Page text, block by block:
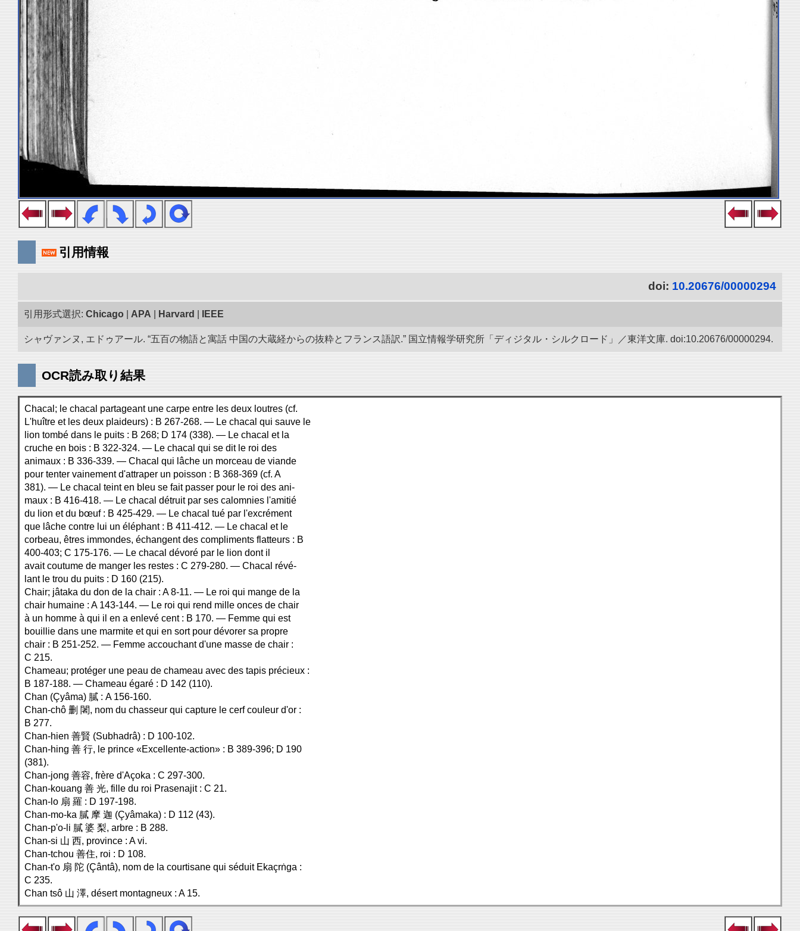
引用情報
doi: 10.20676/00000294
引用形式選択: Chicago APA Harvard IEEE
シャヴァンヌ, エドゥアール. “五百の物語と寓話 中国の大蔵経からの抜粋とフランス語訳.” 国立情報学研究所「ディジタル・シルクロード」／東洋文庫. doi:10.20676/00000294.
OCR読み取り結果
Chacal; le chacal partageant une carpe entre les deux loutres (cf.
L'huître et les deux plaideurs) : B 267-268. — Le chacal qui sauve le
lion tombé dans le puits : B 268; D 174 (338). — Le chacal et la
cruche en bois : B 322-324. — Le chacal qui se dit le roi des
animaux : B 336-339. — Chacal qui lâche un morceau de viande
pour tenter vainement d'attraper un poisson : B 368-369 (cf. A
381). — Le chacal teint en bleu se fait passer pour le roi des ani-
maux : B 416-418. — Le chacal détruit par ses calomnies l'amitié
du lion et du bœuf : B 425-429. — Le chacal tué par l'excrément
que lâche contre lui un éléphant : B 411-412. — Le chacal et le
corbeau, êtres immondes, échangent des compliments flatteurs : B
400-403; C 175-176. — Le chacal dévoré par le lion dont il
avait coutume de manger les restes : C 279-280. — Chacal révé-
lant le trou du puits : D 160 (215).
Chair; jâtaka du don de la chair : A 8-11. — Le roi qui mange de la
chair humaine : A 143-144. — Le roi qui rend mille onces de chair
à un homme à qui il en a enlevé cent : B 170. — Femme qui est
bouillie dans une marmite et qui en sort pour dévorer sa propre
chair : B 251-252. — Femme accouchant d'une masse de chair :
C 215.
Chameau; protéger une peau de chameau avec des tapis précieux :
B 187-188. — Chameau égaré : D 142 (110).
Chan (Çyâma) 膩 : A 156-160.
Chan-chô 删 闍, nom du chasseur qui capture le cerf couleur d'or :
B 277.
Chan-hien 善賢 (Subhadrâ) : D 100-102.
Chan-hing 善 行, le prince «Excellente-action» : B 389-396; D 190
(381).
Chan-jong 善容, frère d'Açoka : C 297-300.
Chan-kouang 善 光, fille du roi Prasenajit : C 21.
Chan-lo 扇 羅 : D 197-198.
Chan-mo-ka 膩 摩 迦 (Çyâmaka) : D 112 (43).
Chan-p'o-li 膩 婆 梨, arbre : B 288.
Chan-si 山 西, province : A vi.
Chan-tchou 善住, roi : D 108.
Chan-t'o 扇 陀 (Çântâ), nom de la courtisane qui séduit Ekaçrṅga :
C 235.
Chan tsô 山 澤, désert montagneux : A 15.